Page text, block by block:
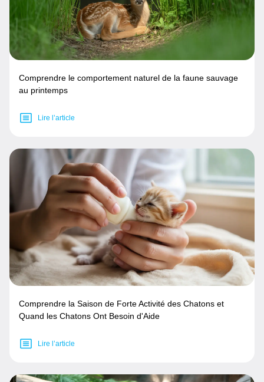
Comprendre le comportement naturel de la faune sauvage
au printemps
Lire l’article
Comprendre la Saison de Forte Activité des Chatons et
Quand les Chatons Ont Besoin d'Aide
Lire l’article